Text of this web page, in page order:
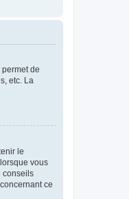
de
etc. La
le
vous
conseils
ce